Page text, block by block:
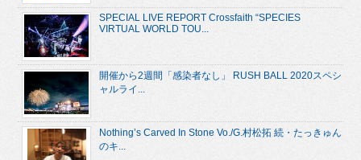
SPECIAL LIVE REPORT Crossfaith “SPECIES
VIRTUAL WORLD TOU...
開催から2週間「感染者なし」 RUSH BALL 2020スペシ
ャルライ...
Nothing’s Carved In Stone Vo./G.村松拓 続・たっきゅん
のキ...